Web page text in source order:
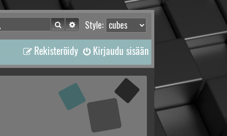
Style:
Etsi Tarkennettu haku
Kirjaudu sisään
Rekisteröidy